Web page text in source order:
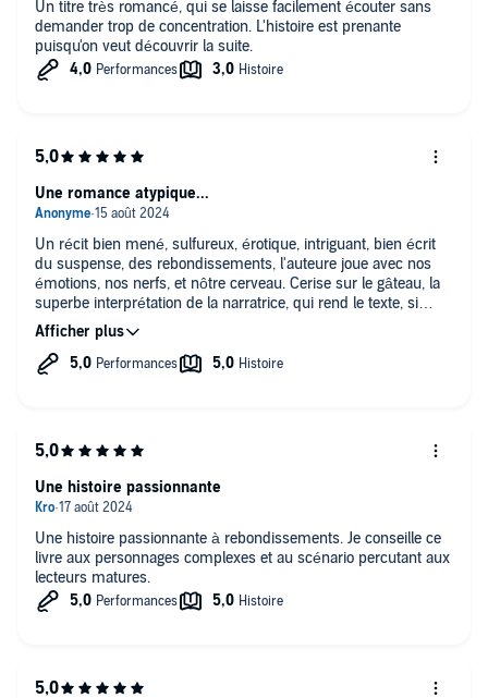
Un titre très romancé, qui se laisse facilement écouter sans
demander trop de concentration. L'histoire est prenante
puisqu'on veut découvrir la suite.
Un récit bien mené, sulfureux, érotique, intriguant, bien écrit
du suspense, des rebondissements, l'auteure joue avec nos
émotions, nos nerfs, et nôtre cerveau. Cerise sur le gâteau, la
superbe interprétation de la narratrice, qui rend le texte, si
vivant.
Une romance atypique...
Une histoire passionnante à rebondissements. Je conseille ce
livre aux personnages complexes et au scénario percutant aux
lecteurs matures.
Une histoire passionnante